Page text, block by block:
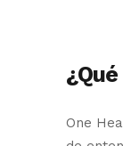
One